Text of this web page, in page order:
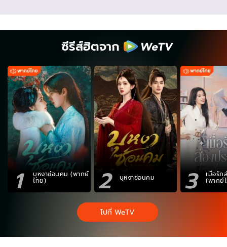
ซีรีส์ฮิตจาก
1 บุหงาซ่อนคม (พากย์
ไทย) 2 บุหงาซ่อนคม 3 เมื่อรัก
(พากย์
ไปที่ WeTV